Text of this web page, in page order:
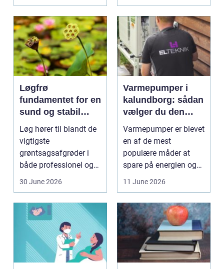
Løgfrø
fundamentet for en
sund og stabil
løgavl
Løg hører til blandt de
vigtigste
grøntsagsafgrøder i
både professionel og
hobbybaseret
30 June 2026
Varmepumper i
kalundborg: sådan
vælger du den
rigtige løsning
Varmepumper er blevet
en af de mest
populære måder at
spare på energien og
få et bedre indeklima
11 June 2026